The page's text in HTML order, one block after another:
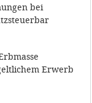
bei
Erwerb